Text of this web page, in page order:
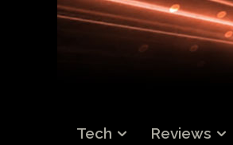
Tech Reviews